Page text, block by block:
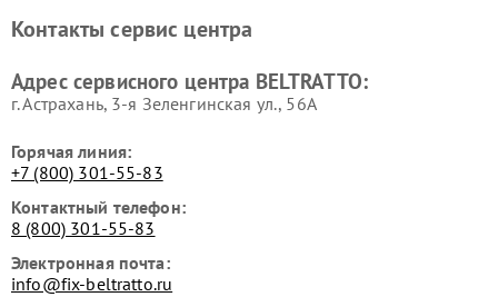
Контакты сервис центра
Адрес сервисного центра BELTRATTO:
г. Астрахань, 3-я Зеленгинская ул., 56А
Горячая линия:
+7 (800) 301-55-83
Контактный телефон:
8 (800) 301-55-83
Электронная почта:
info@fix-beltratto.ru